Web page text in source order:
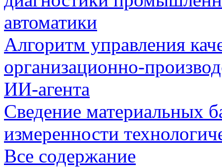
автоматики
Алгоритм управления
организационно-
ИИ-агента
Сведение материальных
измеренности
Все содержание